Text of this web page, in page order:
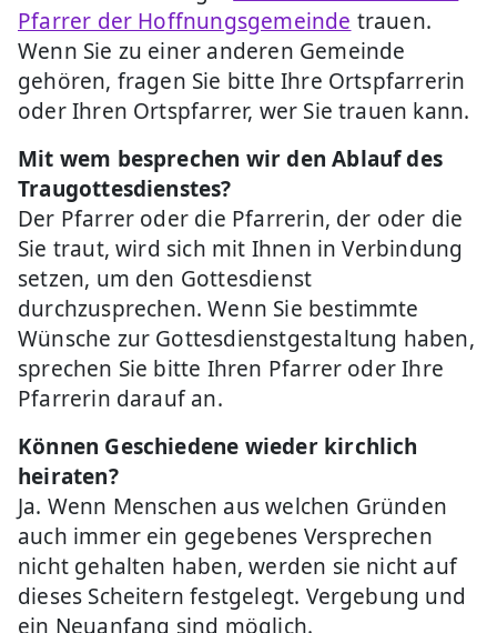
Pfarrer der Hoffnungsgemeinde trauen.
Wenn Sie zu einer anderen Gemeinde
gehören, fragen Sie bitte Ihre Ortspfarrerin
oder Ihren Ortspfarrer, wer Sie trauen kann.
Mit wem besprechen wir den Ablauf des
Traugottesdienstes?
Der Pfarrer oder die Pfarrerin, der oder die
Sie traut, wird sich mit Ihnen in Verbindung
setzen, um den Gottesdienst
durchzusprechen. Wenn Sie bestimmte
Wünsche zur Gottesdienstgestaltung haben,
sprechen Sie bitte Ihren Pfarrer oder Ihre
Pfarrerin darauf an.
Können Geschiedene wieder kirchlich
heiraten?
Ja. Wenn Menschen aus welchen Gründen
auch immer ein gegebenes Versprechen
nicht gehalten haben, werden sie nicht auf
dieses Scheitern festgelegt. Vergebung und
ein Neuanfang sind möglich.